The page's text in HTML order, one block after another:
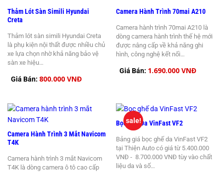
Thảm Lót Sàn Simili Hyundai
Creta
Thảm lót sàn simili Hyundai Creta
là phụ kiện nội thất được nhiều chủ
xe lựa chọn nhờ khả năng bảo vệ
sàn xe hiệu…
Giá Bán: 800.000 VNĐ
Camera Hành Trình 70mai A210
Camera hành trình 70mai A210 là
dòng camera hành trình thế hệ mới
được nâng cấp về khả năng ghi
hình, công nghệ kết nối…
Giá Bán: 1.690.000 VNĐ
Camera Hành Trình 3 Mắt Navicom
T4K
Camera hành trình 3 mắt Navicom
T4K là dòng camera ô tô cao cấp
Bọc Ghế Da VinFast VF2
Bảng giá bọc ghế da VinFast VF2
tại Thiện Auto có giá từ 5.400.000
VNĐ - 8.700.000 VNĐ tùy vào chất
liệu da và số…
sale!